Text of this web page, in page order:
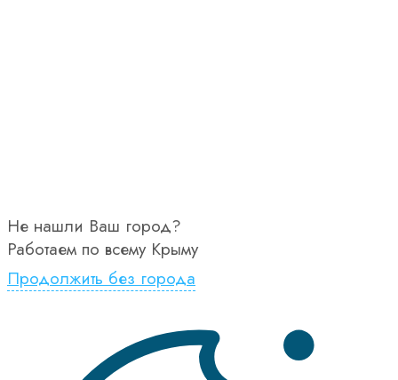
Не нашли Ваш город?
Работаем по всему Крыму
Продолжить без города